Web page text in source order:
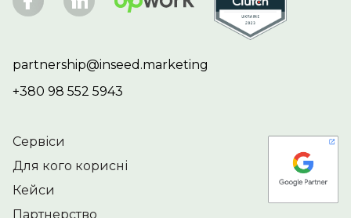
partnership@inseed.marketing
+380 98 552 5943
Сервіси
Для кого корисні
Кейси
Партнерство